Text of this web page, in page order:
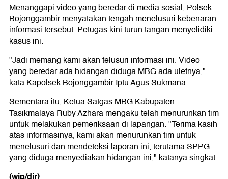
Menanggapi video yang beredar di media sosial, Polsek
Bojonggambir menyatakan tengah menelusuri kebenaran
informasi tersebut. Petugas kini turun tangan menyelidiki
kasus ini.
"Jadi memang kami akan telusuri informasi ini. Video
yang beredar ada hidangan diduga MBG ada uletnya,"
kata Kapolsek Bojonggambir Iptu Agus Sukmana.
Sementara itu, Ketua Satgas MBG Kabupaten
Tasikmalaya Ruby Azhara mengaku telah menurunkan tim
untuk melakukan pemeriksaan di lapangan. "Terima kasih
atas informasinya, kami akan menurunkan tim untuk
menelusuri dan mendeteksi laporan ini, terutama SPPG
yang diduga menyediakan hidangan ini," katanya singkat.